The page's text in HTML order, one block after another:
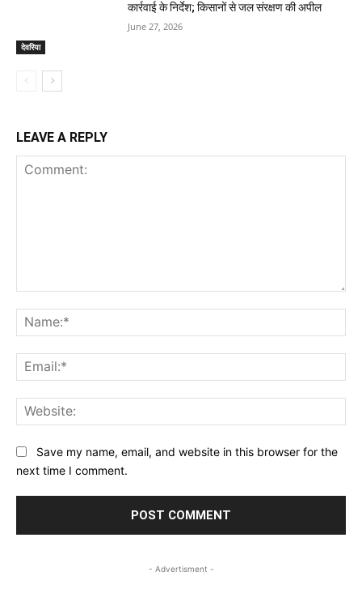
देवरिया
कार्रवाई के निर्देश; किसानों से जल संरक्षण की अपील
June 27, 2026
LEAVE A REPLY
Save my name, email, and website in this browser for the
next time I comment.
- Advertisment -